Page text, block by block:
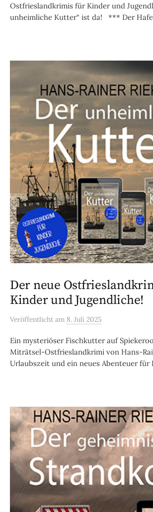
Ostfrieslandkrimis für Kinder und
unheimliche Kutter“ ist da! *** Der
Der neue
Kinder und Jugendliche!
Veröffentlicht am 8. Juli 2025
Ein mysteriöser Fischkutter auf
Miträtsel-Ostfrieslandkrimi von Hans-
Urlaubszeit und ein neues Abenteuer für